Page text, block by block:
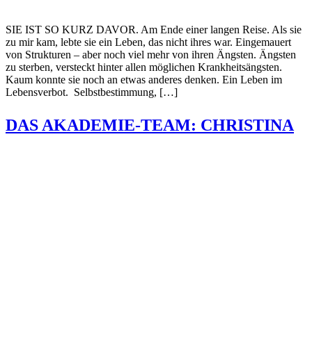
SIE IST SO KURZ DAVOR. Am Ende einer langen Reise. Als sie
zu mir kam, lebte sie ein Leben, das nicht ihres war. Eingemauert
von Strukturen – aber noch viel mehr von ihren Ängsten. Ängsten
zu sterben, versteckt hinter allen möglichen Krankheitsängsten.
Kaum konnte sie noch an etwas anderes denken. Ein Leben im
Lebensverbot. Selbstbestimmung, […]
DAS AKADEMIE-TEAM: CHRISTINA